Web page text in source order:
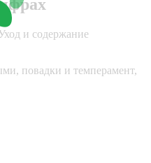
и содержание
повадки и темперамент,